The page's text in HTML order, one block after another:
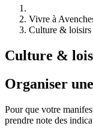
Vivre à
Culture & loisirs
Culture &
Organiser
Pour que votre
prendre note des